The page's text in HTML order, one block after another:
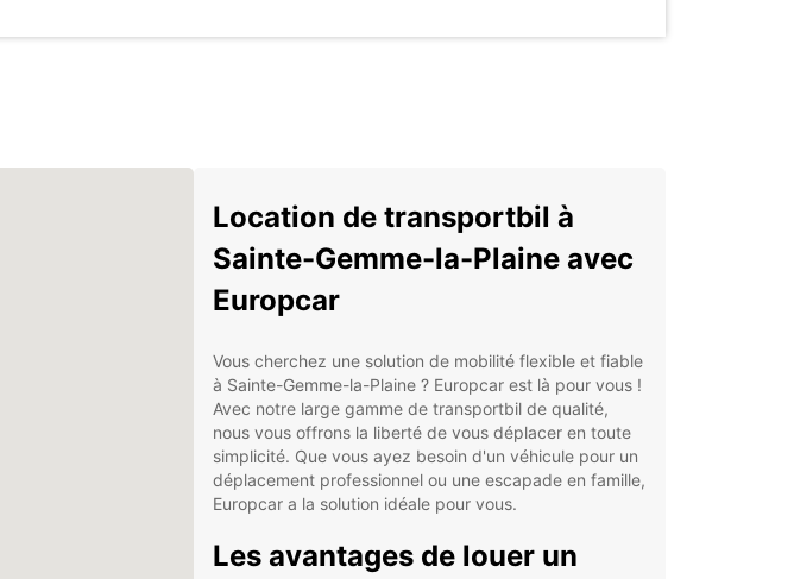
Location de transportbil à
Sainte-Gemme-la-Plaine avec
Europcar
Vous cherchez une solution de mobilité flexible et fiable
à Sainte-Gemme-la-Plaine ? Europcar est là pour vous !
Avec notre large gamme de transportbil de qualité,
nous vous offrons la liberté de vous déplacer en toute
simplicité. Que vous ayez besoin d'un véhicule pour un
déplacement professionnel ou une escapade en famille,
Europcar a la solution idéale pour vous.
Les avantages de louer un